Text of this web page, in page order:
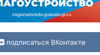
подписаться ВКонтакте